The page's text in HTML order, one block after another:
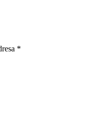
*